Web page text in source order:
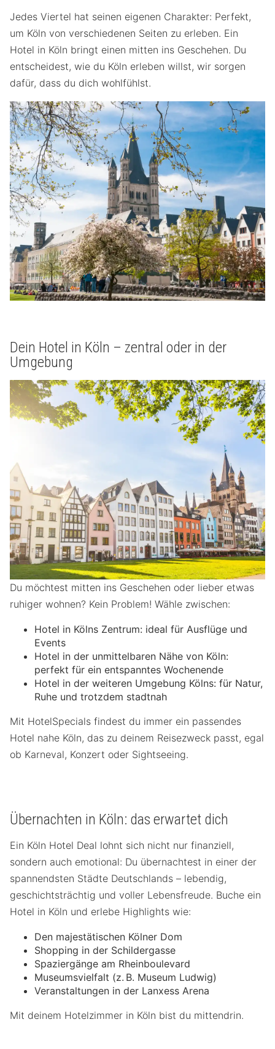
Jedes Viertel hat seinen eigenen Charakter: Perfekt,
um Köln von verschiedenen Seiten zu erleben. Ein
Hotel in Köln bringt einen mitten ins Geschehen. Du
entscheidest, wie du Köln erleben willst, wir sorgen
dafür, dass du dich wohlfühlst.
Dein Hotel in Köln – zentral oder in der
Umgebung
Du möchtest mitten ins Geschehen oder lieber etwas
ruhiger wohnen? Kein Problem! Wähle zwischen:
Hotel in Kölns Zentrum: ideal für Ausflüge und
Events
Hotel in der unmittelbaren Nähe von Köln:
perfekt für ein entspanntes Wochenende
Hotel in der weiteren Umgebung Kölns: für Natur,
Ruhe und trotzdem stadtnah
Mit HotelSpecials findest du immer ein passendes
Hotel nahe Köln, das zu deinem Reisezweck passt, egal
ob Karneval, Konzert oder Sightseeing.
Übernachten in Köln: das erwartet dich
Ein Köln Hotel Deal lohnt sich nicht nur finanziell,
sondern auch emotional: Du übernachtest in einer der
spannendsten Städte Deutschlands – lebendig,
geschichtsträchtig und voller Lebensfreude. Buche ein
Hotel in Köln und erlebe Highlights wie:
Den majestätischen Kölner Dom
Shopping in der Schildergasse
Spaziergänge am Rheinboulevard
Museumsvielfalt (z. B. Museum Ludwig)
Veranstaltungen in der Lanxess Arena
Mit deinem Hotelzimmer in Köln bist du mittendrin.